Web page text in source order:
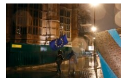
ອິດສະຫຼະພາບດ້ານການຂ່າວ
ຊີວິດຊາວລາວ
ຊຸມຊົນຊາວລາວ
ວິທະຍາສາດ-ເທັກໂນໂລຈີ